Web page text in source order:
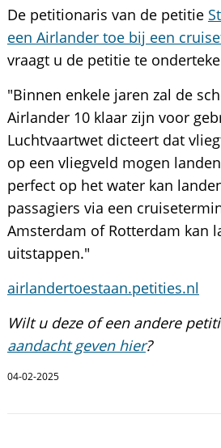
De petitionaris van de petitie
een Airlander toe bij een
vraagt u de petitie te
"Binnen enkele jaren zal de
Airlander 10 klaar zijn voor
Luchtvaartwet dicteert dat
op een vliegveld mogen
perfect op het water kan
passagiers via een
Amsterdam of Rotterdam kan
uitstappen."
airlandertoestaan.petities.nl
Wilt u deze of een andere
aandacht geven hier?
04-02-2025